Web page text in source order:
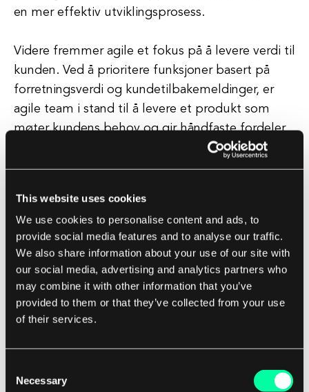
This website uses cookies
We use cookies to personalise content and ads, to
provide social media features and to analyse our traffic.
We also share information about your use of our site with
our social media, advertising and analytics partners who
may combine it with other information that you’ve
provided to them or that they’ve collected from your use
of their services.
Selection
Necessary
en mer effektiv utviklingsprosess.
Videre fremmer agile et fokus på å levere verdi til
kunden. Ved å prioritere funksjoner basert på
forretningsverdi og kundetilbakemeldinger, er
agile team i stand til å levere et produkt som
møter kundens behov og gir håndfaste fordeler.
Denne kundesentriske tilnærmingen sikrer at det
endelige produktet ikke bare er teknisk solid,
overordnede forretningsmål.
I tillegg til disse fordelene, fremmer agile også
åpenhet og synlighet gjennom hele prosjektet.
Med regelmessige fremdriftsoppdateringer og
demonstrasjoner, får kundene se prosjektets
utvikling i sanntid og gi tilbakemelding tidlig.
noe som fører til et mer vellykket og